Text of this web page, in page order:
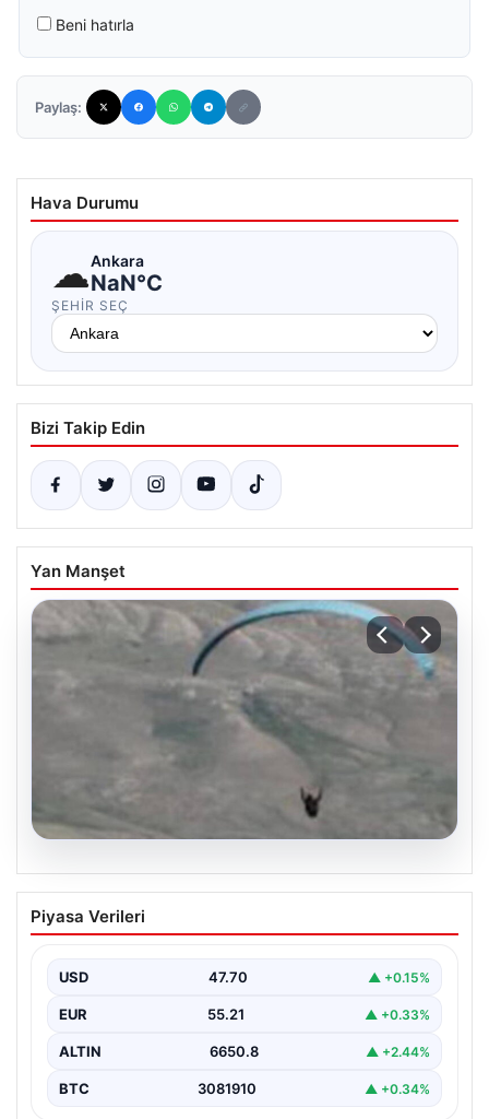
Beni hatırla
Paylaş:
Hava Durumu
☁Ankara
NaN°C
ŞEHIR SEÇ
Bizi Takip Edin
Yan Manşet
07.08.2026
Fas’tan İspanya’ya yamaç paraşütüyle
geçmeye çalışan göçmen yaşamını
Piyasa Verileri
USD 47.70 ▲ +0.15%
EUR 55.21 ▲ +0.33%
ALTIN 6650.8 ▲ +2.44%
BTC 3081910 ▲ +0.34%